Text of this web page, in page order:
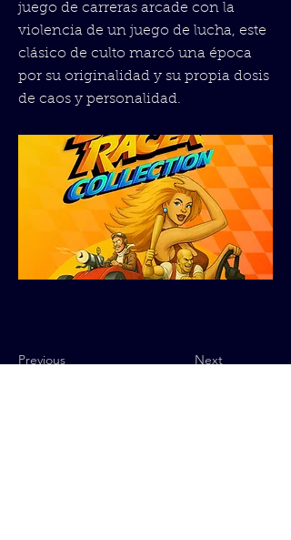
juego de carreras arcade con la
violencia de un juego de lucha, este
clásico de culto marcó una época
por su originalidad y su propia dosis
de caos y personalidad.
Previous Next